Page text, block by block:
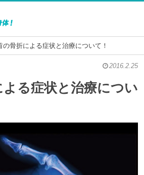
の骨折による症状と治療について！
2016.2.25
る症状と治療につい